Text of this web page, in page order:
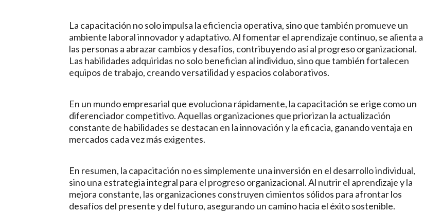
La capacitación no solo impulsa la eficiencia operativa, sino que también promueve un
ambiente laboral innovador y adaptativo. Al fomentar el aprendizaje continuo, se alienta a
las personas a abrazar cambios y desafíos, contribuyendo así al progreso organizacional.
Las habilidades adquiridas no solo benefician al individuo, sino que también fortalecen
equipos de trabajo, creando versatilidad y espacios colaborativos.
En un mundo empresarial que evoluciona rápidamente, la capacitación se erige como un
diferenciador competitivo. Aquellas organizaciones que priorizan la actualización
constante de habilidades se destacan en la innovación y la eficacia, ganando ventaja en
mercados cada vez más exigentes.
En resumen, la capacitación no es simplemente una inversión en el desarrollo individual,
sino una estrategia integral para el progreso organizacional. Al nutrir el aprendizaje y la
mejora constante, las organizaciones construyen cimientos sólidos para afrontar los
desafíos del presente y del futuro, asegurando un camino hacia el éxito sostenible.